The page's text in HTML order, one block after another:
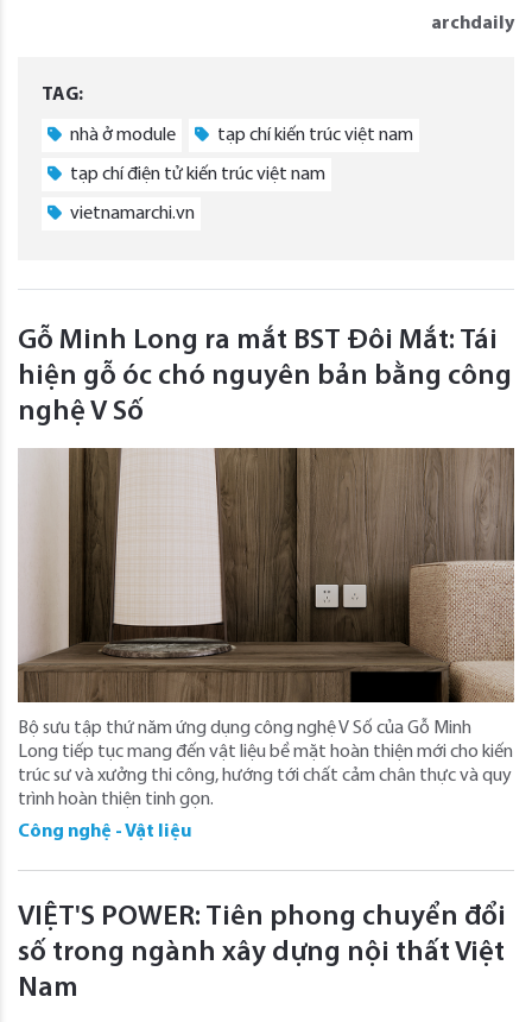
archdaily
TAG:
nhà ở module tạp chí kiến trúc việt nam
tạp chí điện tử kiến trúc việt nam
vietnamarchi.vn
Gỗ Minh Long ra mắt BST Đôi Mắt: Tái
hiện gỗ óc chó nguyên bản bằng công
nghệ V Số
Bộ sưu tập thứ năm ứng dụng công nghệ V Số của Gỗ Minh
Long tiếp tục mang đến vật liệu bề mặt hoàn thiện mới cho kiến
trúc sư và xưởng thi công, hướng tới chất cảm chân thực và quy
trình hoàn thiện tinh gọn.
Công nghệ - Vật liệu
VIỆT'S POWER: Tiên phong chuyển đổi
số trong ngành xây dựng nội thất Việt
Nam